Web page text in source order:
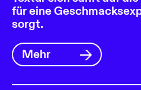
für eine
sorgt.
Mehr